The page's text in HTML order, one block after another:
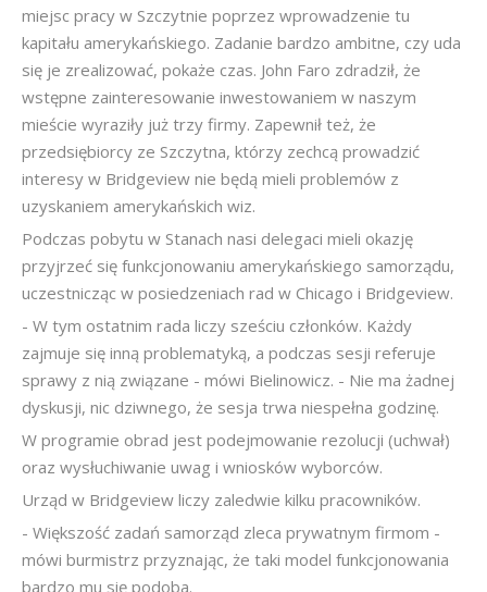
miejsc pracy w Szczytnie poprzez wprowadzenie tu
kapitału amerykańskiego. Zadanie bardzo ambitne, czy uda
się je zrealizować, pokaże czas. John Faro zdradził, że
wstępne zainteresowanie inwestowaniem w naszym
mieście wyraziły już trzy firmy. Zapewnił też, że
przedsiębiorcy ze Szczytna, którzy zechcą prowadzić
interesy w Bridgeview nie będą mieli problemów z
uzyskaniem amerykańskich wiz.
Podczas pobytu w Stanach nasi delegaci mieli okazję
przyjrzeć się funkcjonowaniu amerykańskiego samorządu,
uczestnicząc w posiedzeniach rad w Chicago i Bridgeview.
- W tym ostatnim rada liczy sześciu członków. Każdy
zajmuje się inną problematyką, a podczas sesji referuje
sprawy z nią związane - mówi Bielinowicz. - Nie ma żadnej
dyskusji, nic dziwnego, że sesja trwa niespełna godzinę.
W programie obrad jest podejmowanie rezolucji (uchwał)
oraz wysłuchiwanie uwag i wniosków wyborców.
Urząd w Bridgeview liczy zaledwie kilku pracowników.
- Większość zadań samorząd zleca prywatnym firmom -
mówi burmistrz przyznając, że taki model funkcjonowania
bardzo mu się podoba.